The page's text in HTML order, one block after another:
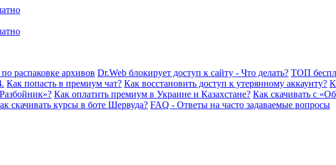
распаковке архивов Dr.Web блокирует доступ к сайту - Что делать? ТОП
Как попасть в премиум чат? Как восстановить доступ к утерянному аккаунту?
Как оплатить премиум в Украине и Казахстане? Как скачивать с
скачивать курсы в боте Шервуда? FAQ - Ответы на часто задаваемые вопросы